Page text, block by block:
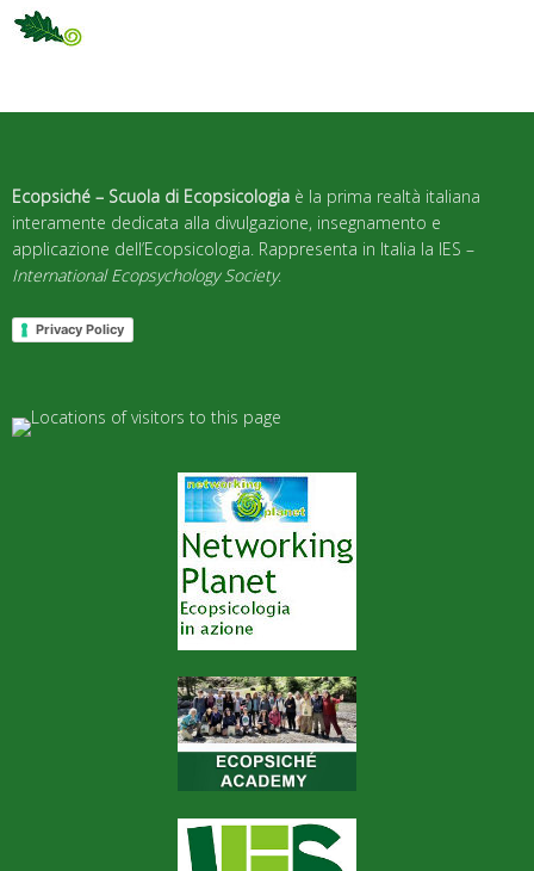
Ecopsiché – Scuola di Ecopsicologia è la prima realtà italiana
interamente dedicata alla divulgazione, insegnamento e
applicazione dell’Ecopsicologia. Rappresenta in Italia la IES –
International Ecopsychology Society.
Privacy Policy